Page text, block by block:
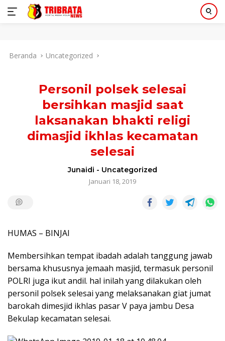
Beranda Uncategorized
Personil polsek selesai
bersihkan masjid saat
laksanakan bhakti religi
dimasjid ikhlas kecamatan
selesai
Junaidi - Uncategorized
Januari 18, 2019
HUMAS – BINJAI
Membersihkan tempat ibadah adalah tanggung jawab
bersama khususnya jemaah masjid, termasuk personil
POLRI juga ikut andil. hal inilah yang dilakukan oleh
personil polsek selesai yang melaksanakan giat jumat
barokah dimesjid ikhlas pasar V paya jambu Desa
Bekulap kecamatan selesai.